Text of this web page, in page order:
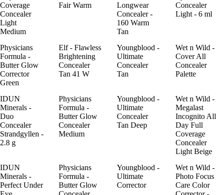
Coverage
Concealer
Light
Medium
Fair Warm
Longwear
Concealer -
160 Warm
Tan
Concealer
Light - 6 ml
Physicians
Formula -
Butter Glow
Corrector
Green
Elf - Flawless
Brightening
Concealer
Tan 41 W
Youngblood -
Ultimate
Concealer
Tan
Wet n Wild -
Cover All
Concealer
Palette
IDUN
Minerals -
Duo
Concealer
Strandgyllen -
2.8 g
Physicians
Formula -
Butter Glow
Concealer
Medium
Youngblood -
Ultimate
Concealer
Tan Deep
Wet n Wild -
Megalast
Incognito All
Day Full
Coverage
Concealer
Light Beige
IDUN
Minerals -
Perfect Under
Physicians
Formula -
Butter Glow
Youngblood -
Ultimate
Corrector
Wet n Wild -
Photo Focus
Care Color